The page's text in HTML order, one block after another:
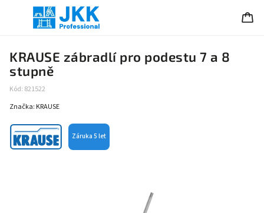
KRAUSE zábradlí pro podestu 7 a 8
stupně
Kód: 821522
Záruka 5 let
Značka: KRAUSE